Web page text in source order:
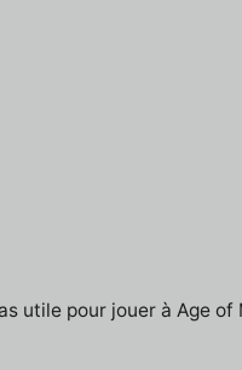
utile pour jouer à Age of